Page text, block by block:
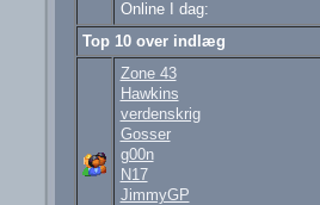
Online I dag:
Top 10 over indlæg
Zone 43
Hawkins
verdenskrig
Gosser
g00n
N17
JimmyGP